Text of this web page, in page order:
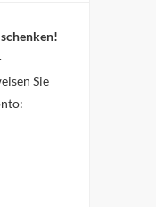
Sie